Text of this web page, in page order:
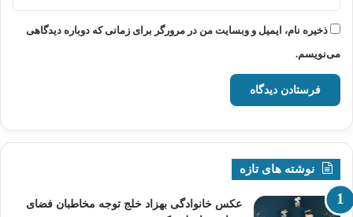
ذخیره نام، ایمیل و وبسایت من در مرورگر برای زمانی که دوباره دیدگاهی
می‌نویسم.
نوشته های تازه
عکس خانوادگی بهزاد خلج توجه مخاطبان فضای